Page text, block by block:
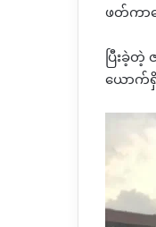
ဖတ်ကာဒ
ပြီးခဲ့
ယောက်